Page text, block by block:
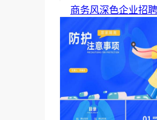
商务风深色企业招